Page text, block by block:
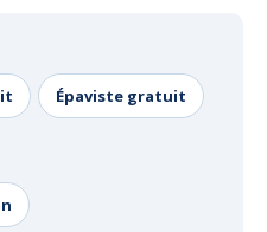
Épaviste gratuit